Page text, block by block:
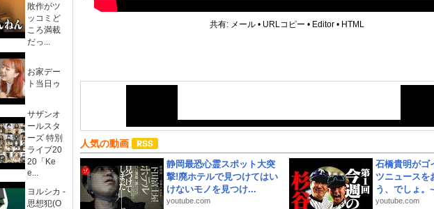
敗作がツ
ッコミど
ころ満載
だっ...
お家デー
ト当日ゥ
サザンオ
ールスタ
ーズ 特別
ライブ20
20「Ke
e...
ヨルシカ -
思想犯(O
共有: メール • URLコピー • Editor • HTML
人気の動画
静岡最恐心霊スポット大突
撃!廃ホテルで見つけてはい
けないモノを見つけ...
youtube.com
石橋貴明がゴ
ツニュースを
う、でしょ。
youtube.com